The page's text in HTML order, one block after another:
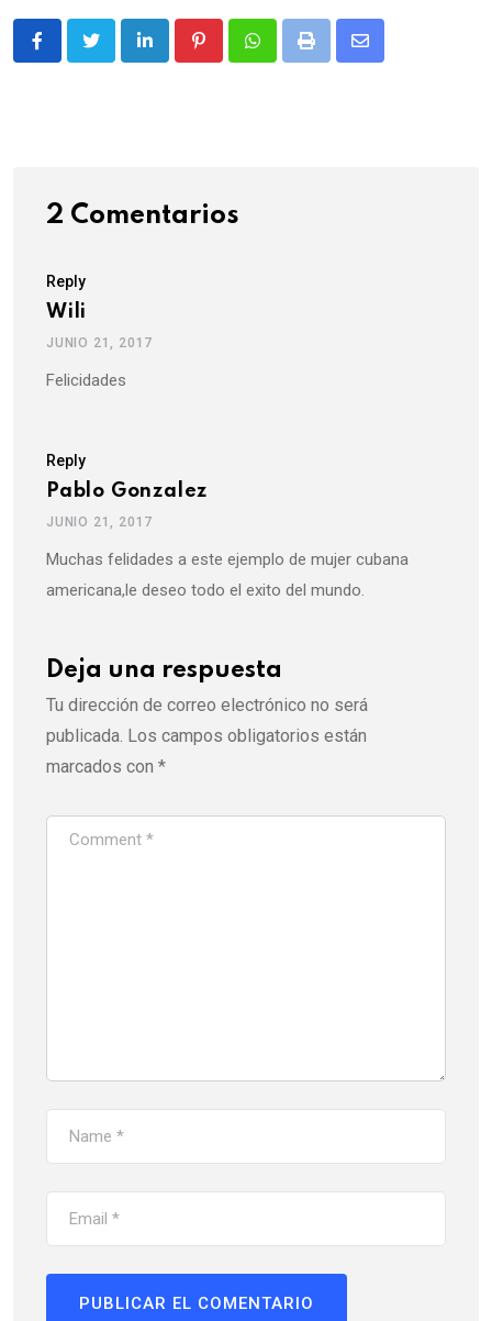
LinkedIn PinterestWhatsappPrint
Share
2 Comentarios
Reply
Wili
JUNIO 21, 2017
Felicidades
Reply
Pablo Gonzalez
JUNIO 21, 2017
Muchas felidades a este ejemplo de mujer cubana
americana,le deseo todo el exito del mundo.
Deja una respuesta
Tu dirección de correo electrónico no será
publicada. Los campos obligatorios están
marcados con *